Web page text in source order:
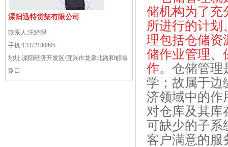
溧阳迅特货架有限公司
联系人:汪经理
手机:13372180805
地址:溧阳经济开发区/宜兴市龙泉北路和郁南
路口
储机构为了充
所进行的计
理包括仓储资
储作业管理、
作。 仓储管理
学；故属于边
济领域中的作
对仓库及其库
可缺少的子系
客户满意的服